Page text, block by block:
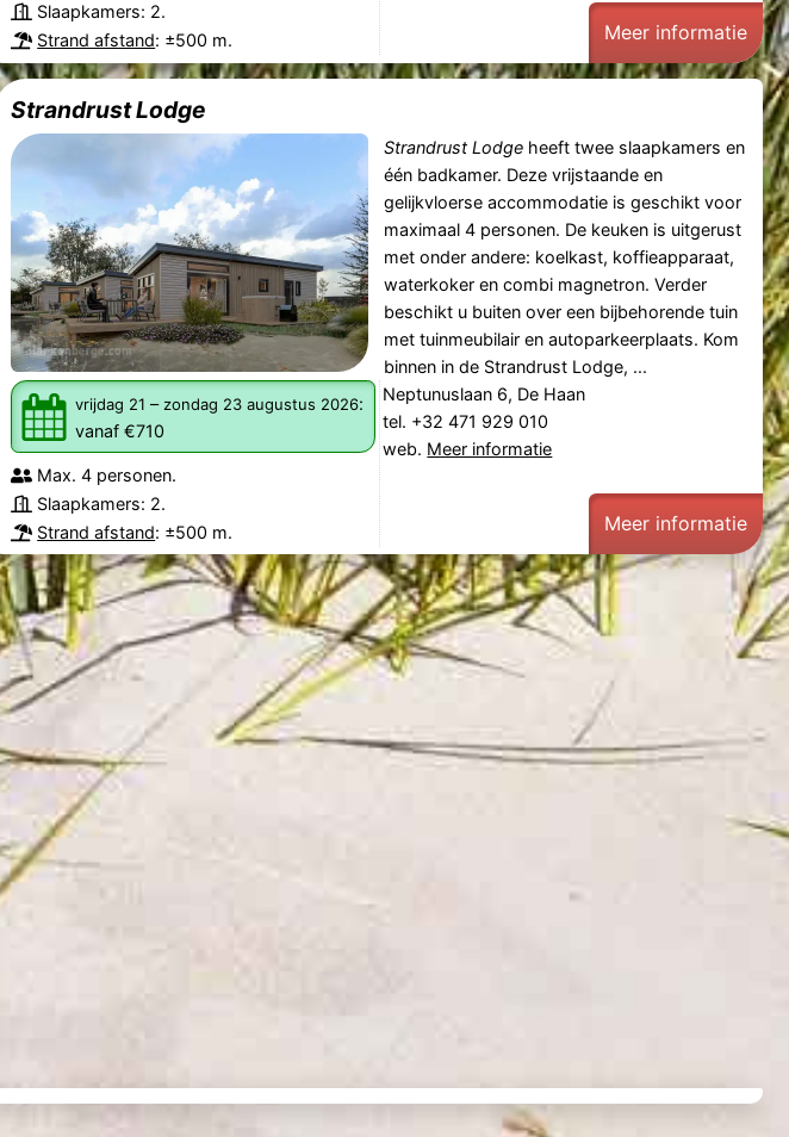
Slaapkamers: 2.
Strand afstand: ±500 m. Meer informatie
Strandrust Lodge
Strandrust Lodgeheeft twee slaapkamers en
één badkamer. Deze vrijstaande en
gelijkvloerse accommodatie is geschikt voor
maximaal 4 personen. De keuken is uitgerust
met onder andere: koelkast, koffieapparaat,
waterkoker en combi magnetron. Verder
beschikt u buiten over een bijbehorende tuin
met tuinmeubilair en autoparkeerplaats. Kom
binnen in de Strandrust Lodge, ...
vrijdag 21 – zondag 23 augustus 2026:
vanaf €710
Max. 4 personen.
Slaapkamers: 2.
Strand afstand: ±500 m.
Neptunuslaan 6, De Haan
tel. +32 471 929 010
web. Meer informatie
Meer informatie